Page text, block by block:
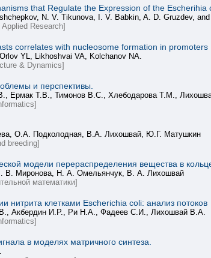
that Regulate the Expression of the Escherihia
N. V. Tikunova, I. V. Babkin, A. D. Gruzdev,
Research]
correlates with nucleosome formation in promoters
YL, Likhoshvai VA, Kolchanov NA.
& Dynamics]
и перспективы.
Ермак Т.В., Тимонов В.С., Хлебодарова Т.М.,
О.А. Подколодная, В.А. Лихошвай, Ю.Г. Матушкин
breeding]
модели перераспределения вещества в
В. Миронова, Н. А. Омельянчук, В. А. Лихошвай
математики]
нитрита клетками Escherichia coli: анализ потоков
Акбердин И.Р., Ри Н.А., Фадеев С.И., Лихошвай В.А.
в моделях матричного синтеза.